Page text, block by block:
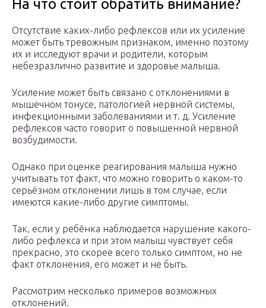
На что стоит обратить внимание?
Отсутствие каких-либо рефлексов или их усиление
может быть тревожным признаком, именно поэтому
их и исследуют врачи и родители, которым
небезразлично развитие и здоровье малыша.
Усиление может быть связано с отклонениями в
мышечном тонусе, патологией нервной системы,
инфекционными заболеваниями и т. д. Усиление
рефлексов часто говорит о повышенной нервной
возбудимости.
Однако при оценке реагирования малыша нужно
учитывать тот факт, что можно говорить о каком-то
серьёзном отклонении лишь в том случае, если
имеются какие-либо другие симптомы.
Так, если у ребёнка наблюдается нарушение какого-
либо рефлекса и при этом малыш чувствует себя
прекрасно, это скорее всего только симптом, но не
факт отклонения, его может и не быть.
Рассмотрим несколько примеров возможных
отклонений.